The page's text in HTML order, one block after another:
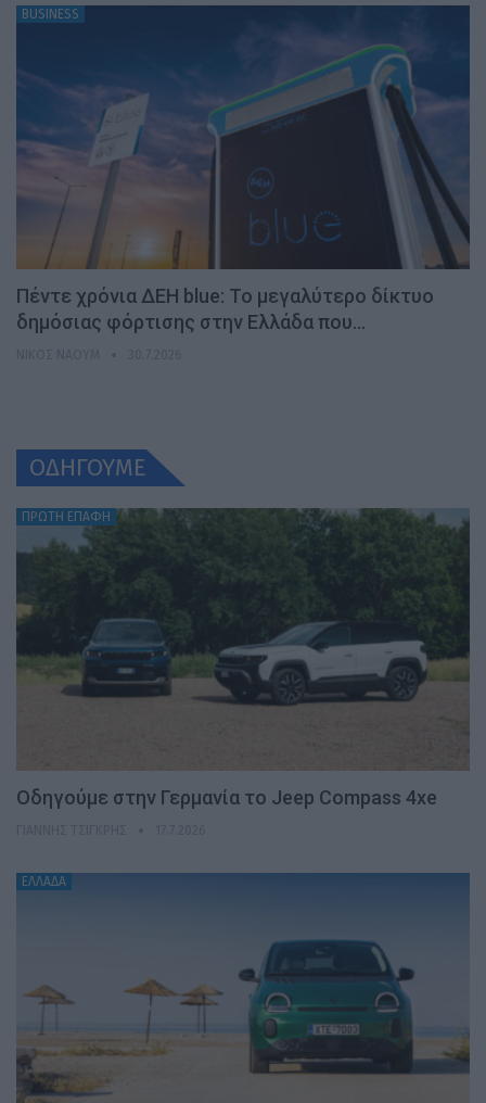
BUSINESS
Πέντε χρόνια ΔΕΗ blue: Το μεγαλύτερο δίκτυο
δημόσιας φόρτισης στην Ελλάδα που…
ΟΔΗΓΟΥΜΕ
ΠΡΩΤΗ ΕΠΑΦΗ
Οδηγούμε στην Γερμανία το Jeep Compass 4xe
ΕΛΛΑΔΑ